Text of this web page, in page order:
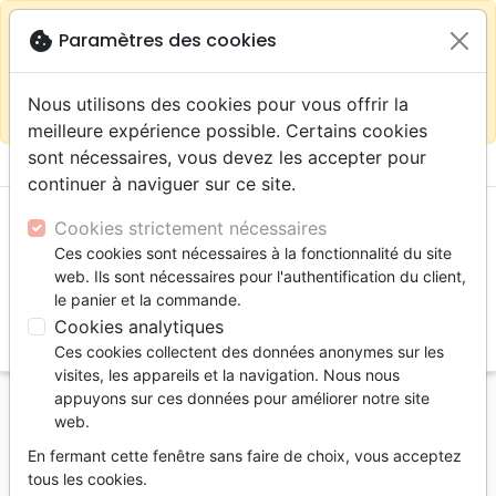
Continuer sur le site France close
warningSelon votre
localisation (États-
sur la boutique La Maison de la Bible Suisse
menu shopping_cart
Accueil Livres
Evangelisation
Exponentiel - Comment tes amis et toi pouvez
lancer un mouvement d'églises missionnelles
cookie Paramètres des cookies
Nous utilisons des cookies pour vous offrir la
meilleure expérience possible. Certains cookies
sont nécessaires, vous devez les accepter pour
continuer à naviguer sur ce site.
Cookies strictement nécessaires
Ces cookies sont nécessaires à la fonctionnalité du site
web. Ils sont nécessaires pour l'authentification du client,
le panier et la commande.
Cookies analytiques
Ces cookies collectent des données anonymes sur les
visites, les appareils et la navigation. Nous nous
appuyons sur ces données pour améliorer notre site
web.
En fermant cette fenêtre sans faire de choix, vous acceptez
tous les cookies.